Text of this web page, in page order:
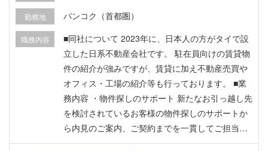
勤務地 バンコク（首都圏）
職務内容
■同社について 2023年に、日本人の方がタイで設
立した日系不動産会社です。 駐在員向けの賃貸物
件の紹介が強みですが、賃貸に加え不動産売買や
オフィス・工場の紹介等も行っております。 ■業
務内容 ・物件探しのサポート 新たなお引っ越し先
を検討されているお客様の物件探しのサポートか
ら内見のご案内、ご契約までを一貫してご担当い
ただきます。 ・契約、入居後のサポート エアコン